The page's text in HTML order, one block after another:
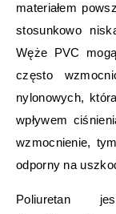
materiałem
stosunkowo
Węże PVC
często
nylonowych,
wpływem
wzmocnienie,
odporny na
Poliuretan